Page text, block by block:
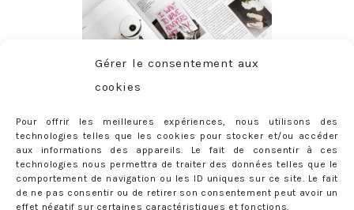
Gérer le consentement aux
cookies
Pour offrir les meilleures expériences, nous utilisons des
technologies telles que les cookies pour stocker et/ou accéder
aux informations des appareils. Le fait de consentir à ces
technologies nous permettra de traiter des données telles que le
comportement de navigation ou les ID uniques sur ce site. Le fait
de ne pas consentir ou de retirer son consentement peut avoir un
effet négatif sur certaines caractéristiques et fonctions.